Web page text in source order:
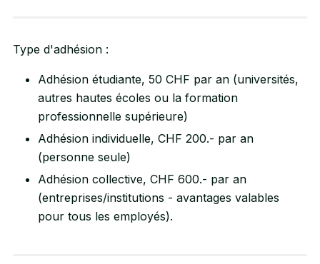
Type d'adhésion :
Adhésion étudiante, 50 CHF par an (universités,
autres hautes écoles ou la formation
professionnelle supérieure)
Adhésion individuelle, CHF 200.- par an
(personne seule)
Adhésion collective, CHF 600.- par an
(entreprises/institutions - avantages valables
pour tous les employés).